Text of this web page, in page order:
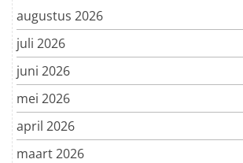
augustus 2026
juli 2026
juni 2026
mei 2026
april 2026
maart 2026